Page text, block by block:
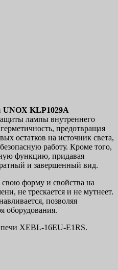
UNOX KLP1029A
лампы внутреннего
предотвращая
остатков на источник света,
работу. Кроме того,
функцию, придавая
и завершенный вид.
форму и свойства на
не трескается и не мутнеет.
позволяя
оборудования.
XEBL-16EU-E1RS.